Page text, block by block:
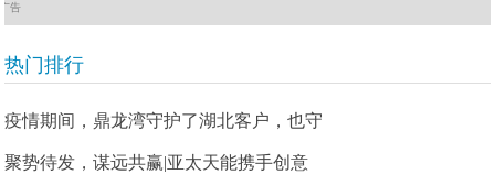
广告
热门排行
疫情期间，鼎龙湾守护了湖北客户，也守
聚势待发，谋远共赢|亚太天能携手创意